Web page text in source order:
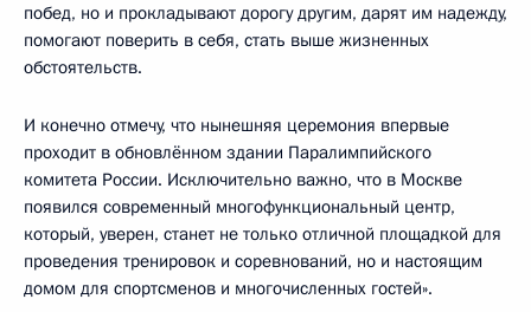
побед, но и прокладывают дорогу другим, дарят им надежду,
помогают поверить в себя, стать выше жизненных
обстоятельств.
И конечно отмечу, что нынешняя церемония впервые
проходит в обновлённом здании Паралимпийского
комитета России. Исключительно важно, что в Москве
появился современный многофункциональный центр,
который, уверен, станет не только отличной площадкой для
проведения тренировок и соревнований, но и настоящим
домом для спортсменов и многочисленных гостей».